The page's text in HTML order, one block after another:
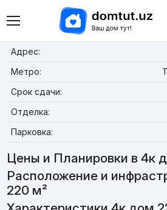
Адрес:
Метро:
Срок сдачи:
Отделка:
Парковка:
Цены и Планировки в 4к
Расположение и
220 м²